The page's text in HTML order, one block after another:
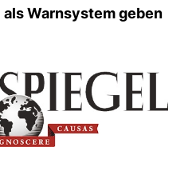
Warnsystem geben